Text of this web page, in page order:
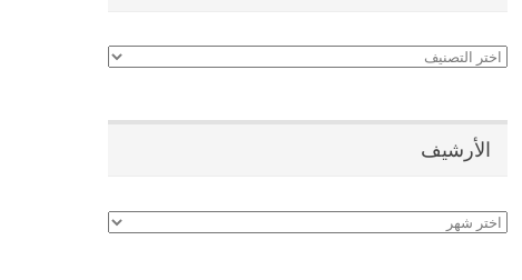
تصنيفات
الأرشيف
الأرشيف